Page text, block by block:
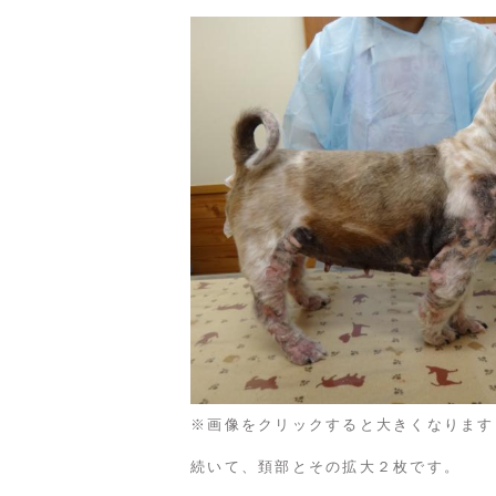
※画像をクリックすると大きくなりま
続いて、頚部とその拡大２枚です。